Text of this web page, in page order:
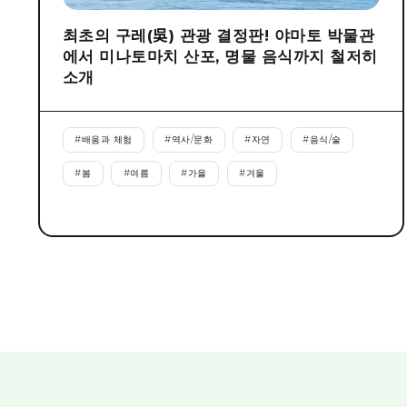
최초의 구레(吳) 관광 결정판! 야마토 박물관
에서 미나토마치 산포, 명물 음식까지 철저히
소개
#배움과 체험 #역사/문화 #자연 #음식/술
#봄 #여름 #가을 #겨울